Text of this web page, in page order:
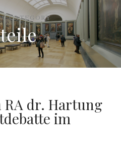
CATEGORY
RA dr. Hartung
im